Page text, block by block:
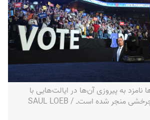
به پیروزی آن‌ها در ایالت‌هایی با
اکثریت دموکرات یا چرخشی منجر شده است‌ـ SAUL LOEB /